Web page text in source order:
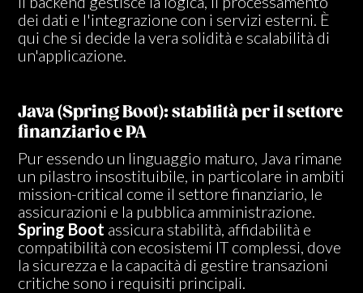
dei dati e l'integrazione con i servizi esterni. È
qui che si decide la vera solidità e scalabilità di
un'applicazione.
Java (Spring Boot): stabilità per il settore
finanziario e PA
Pur essendo un linguaggio maturo, Java rimane
un pilastro insostituibile, in particolare in ambiti
mission-critical come il settore finanziario, le
assicurazioni e la pubblica amministrazione.
Spring Boot assicura stabilità, affidabilità e
compatibilità con ecosistemi IT complessi, dove
la sicurezza e la capacità di gestire transazioni
critiche sono i requisiti principali.